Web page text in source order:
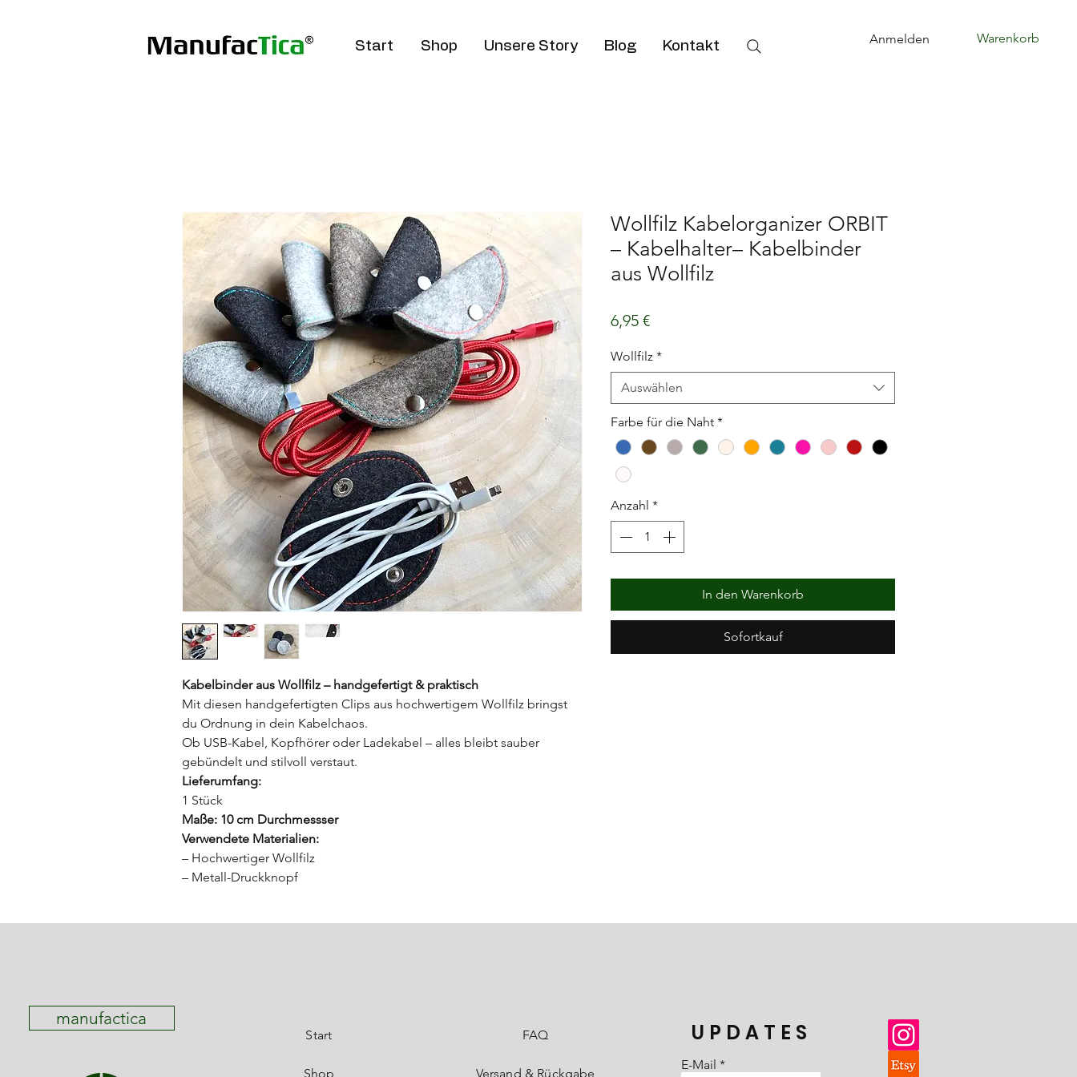
Warenkorb
Anmelden
Start Shop Unsere Story Blog Kontakt
Kabelbinder aus Wollfilz – handgefertigt & praktisch
Mit diesen handgefertigten Clips aus hochwertigem Wollfilz bringst
du Ordnung in dein Kabelchaos.
Ob USB-Kabel, Kopfhörer oder Ladekabel – alles bleibt sauber
gebündelt und stilvoll verstaut.
Lieferumfang:
1 Stück
Maße: 10 cm Durchmessser
Verwendete Materialien:
– Hochwertiger Wollfilz
– Metall-Druckknopf
Wollfilz Kabelorganizer ORBIT
– Kabelhalter– Kabelbinder
aus Wollfilz
6,95 €Preis
Wollfilz *
Auswählen
Farbe für die Naht *
Anzahl *
In den Warenkorb
Sofortkauf
manufactica
Start
Shop
FAQ
Versand & Rückgabe
UPDATES
E-Mail